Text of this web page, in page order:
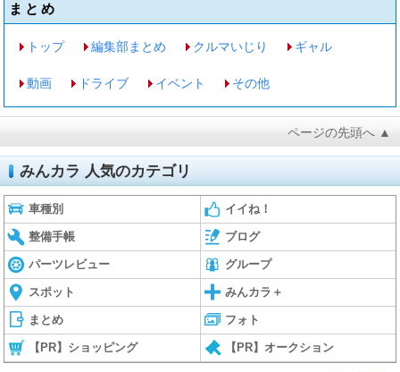
まとめ
トップ 編集部まとめ クルマいじり ギャル
動画 ドライブ イベント その他
ページの先頭へ ▲
みんカラ 人気のカテゴリ
車種別 イイね！
整備手帳 ブログ
パーツレビュー グループ
スポット みんカラ＋
まとめ フォト
【PR】ショッピング 【PR】オークション